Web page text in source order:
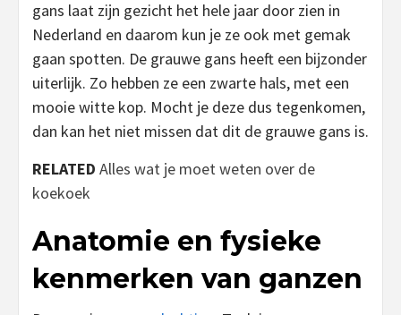
gans laat zijn gezicht het hele jaar door zien in
Nederland en daarom kun je ze ook met gemak
gaan spotten. De grauwe gans heeft een bijzonder
uiterlijk. Zo hebben ze een zwarte hals, met een
mooie witte kop. Mocht je deze dus tegenkomen,
dan kan het niet missen dat dit de grauwe gans is.
RELATED Alles wat je moet weten over de
koekoek
Anatomie en fysieke
kenmerken van ganzen